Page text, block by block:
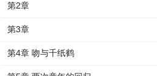
第2章
第3章
第4章 吻与千纸鹤